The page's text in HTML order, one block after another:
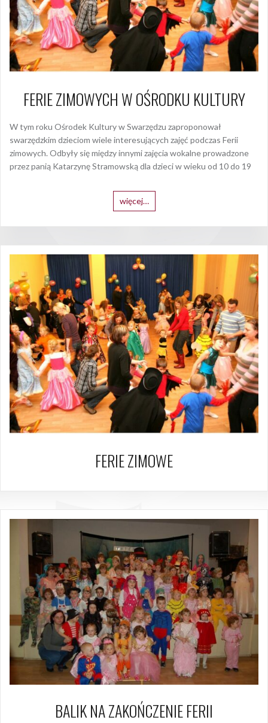
FERIE ZIMOWYCH W OŚRODKU KULTURY
W tym roku Ośrodek Kultury w Swarzędzu zaproponował
swarzędzkim dzieciom wiele interesujących zajęć podczas Ferii
zimowych. Odbyły się między innymi zajęcia wokalne prowadzone
przez panią Katarzynę Stramowską dla dzieci w wieku od 10 do 19
więcej…
FERIE ZIMOWE
BALIK NA ZAKOŃCZENIE FERII